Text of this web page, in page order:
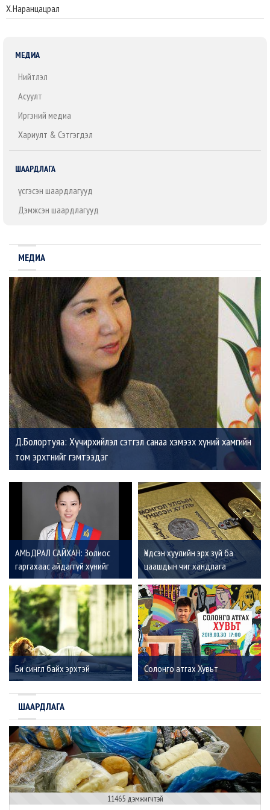
Х.Наранцацрал
МЕДИА
Нийтлэл
Асуулт
Иргэний медиа
Хариулт & Сэтгэгдэл
ШААРДЛАГА
Үүсгэсэн шаардлагууд
Дэмжсэн шаардлагууд
МЕДИА
Д.Болортуяа: Хүчирхийлэл сэтгэл санаа хэмээх хүний хамгийн
том эрхтнийг гэмтээдэг
АМЬДРАЛ САЙХАН: Золиос
гаргахаас айдаггүй хүнийг
амжилт үргэлж дагадаг
Үндсэн хуулийн эрх зүй ба
цаашдын чиг хандлага
Би сингл байх эрхтэй Солонго атгах Хувьт
ШААРДЛАГА
11465 дэмжигчтэй